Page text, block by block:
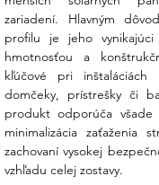
Extrémna odolnosť
snehu:Profil je
vetrom až do 60 m/s
kN/m². To vám
elektráreň zostane
silných víchric alebo
mokrého snehu.
Prémiový hliník s
zariadení. Hlavným
profilu je jeho
hmotnosťou a
kľúčové pri inštaláciách
domčeky, prístrešky či
produkt odporúča
minimalizácia zaťaženia
zachovaní vysokej
vzhľadu celej zostavy.